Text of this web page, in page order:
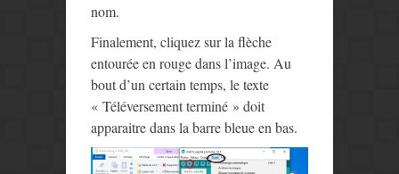
nom.
Finalement, cliquez sur la flèche
entourée en rouge dans l’image. Au
bout d’un certain temps, le texte
« Téléversement terminé » doit
apparaitre dans la barre bleue en bas.